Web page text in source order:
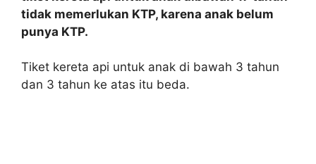
tidak memerlukan KTP, karena anak belum
punya KTP.
Tiket kereta api untuk anak di bawah 3 tahun
dan 3 tahun ke atas itu beda.